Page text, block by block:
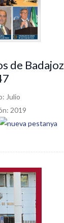
de Badajoz
Julio
2019